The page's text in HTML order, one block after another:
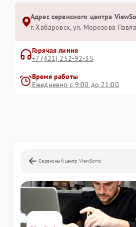
Адрес сервисного центра
г. Хабаровск, ул. Морозова
Горячая линия
+7 (421) 252-92-35
Время работы
Ежедневно с 9:00 до 21:00
Сервисный центр ViewSonic